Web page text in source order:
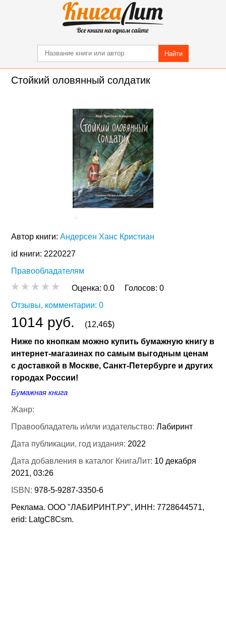
Найти
Стойкий оловянный солдатик
Автор книги:Андерсен Ханс Кристиан
id книги: 2220227
Правообладателям
Оценка:0.0 Голосов:0
Отзывы, комментарии: 0
1014 руб.
(12,46$)
Ниже по кнопкам можно купить бумажную книгу в
интернет-магазинах по самым выгодным ценам
с доставкой в Москве, Санкт-Петербурге и других
городах России!
Бумажная книга
Жанр:
Правообладатель и/или издательство:Лабиринт
Дата публикации, год издания: 2022
Дата добавления в каталог КнигаЛит: 10 декабря
2021, 03:26
ISBN:978-5-9287-3350-6
Реклама. ООО "ЛАБИРИНТ.РУ", ИНН: 7728644571,
erid: LatgC8Csm.